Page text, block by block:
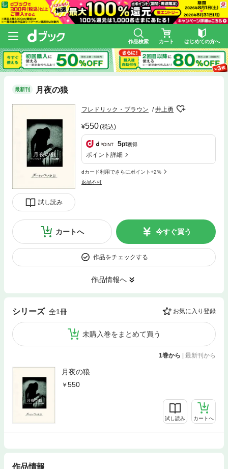
作品検索 カート はじめての方へ
最新刊 月夜の狼
試し読み
フレドリック・ブラウン 井上勇
550(税込)
5pt獲得
ポイント詳細
dカード利用でさらにポイント+2%
返品不可
カートへ 今すぐ買う
作品をチェックする
作品情報へ
シリーズ 全1冊 お気に入り登録
未購入巻をまとめて買う
1巻から | 最新刊から
月夜の狼
550
試し読み カートへ
作品情報